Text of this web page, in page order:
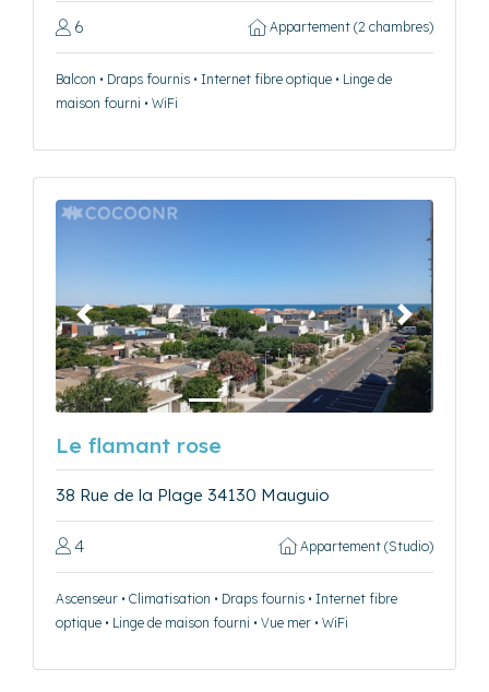
6 Appartement (2 chambres)
Balcon • Draps fournis • Internet fibre optique • Linge de
maison fourni • WiFi
Précédent Suivant
Le flamant rose
38 Rue de la Plage 34130 Mauguio
4 Appartement (Studio)
Ascenseur • Climatisation • Draps fournis • Internet fibre
optique • Linge de maison fourni • Vue mer • WiFi